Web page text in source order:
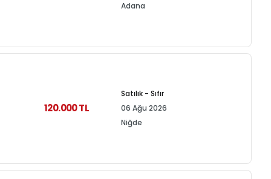
Adana
120.000 TL
Satılık - Sıfır
06 Ağu 2026
Niğde